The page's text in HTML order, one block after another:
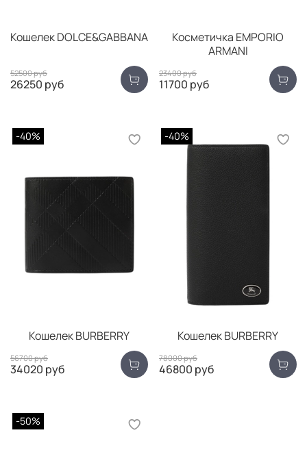
Кошелек DOLCE&GABBANA
52500 руб
26250 руб
Косметичка EMPORIO
ARMANI
23400 руб
11700 руб
-40%
Кошелек BURBERRY
56700 руб
34020 руб
-40%
Кошелек BURBERRY
78000 руб
46800 руб
-50%